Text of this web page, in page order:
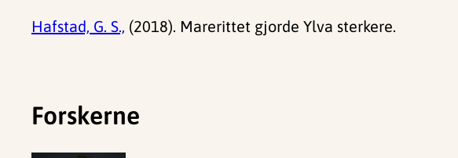
Hafstad, G. S., (2018). Marerittet gjorde Ylva sterkere.
Forskerne